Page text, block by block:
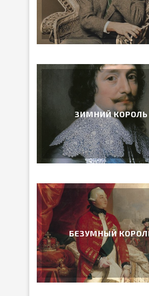
ЗИМНИЙ КОРОЛЬ
БЕЗУМНЫЙ